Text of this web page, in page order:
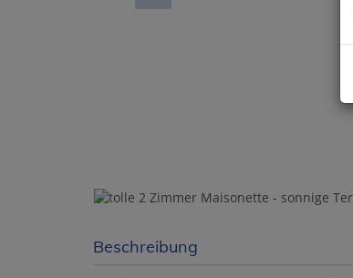
Beschreibung